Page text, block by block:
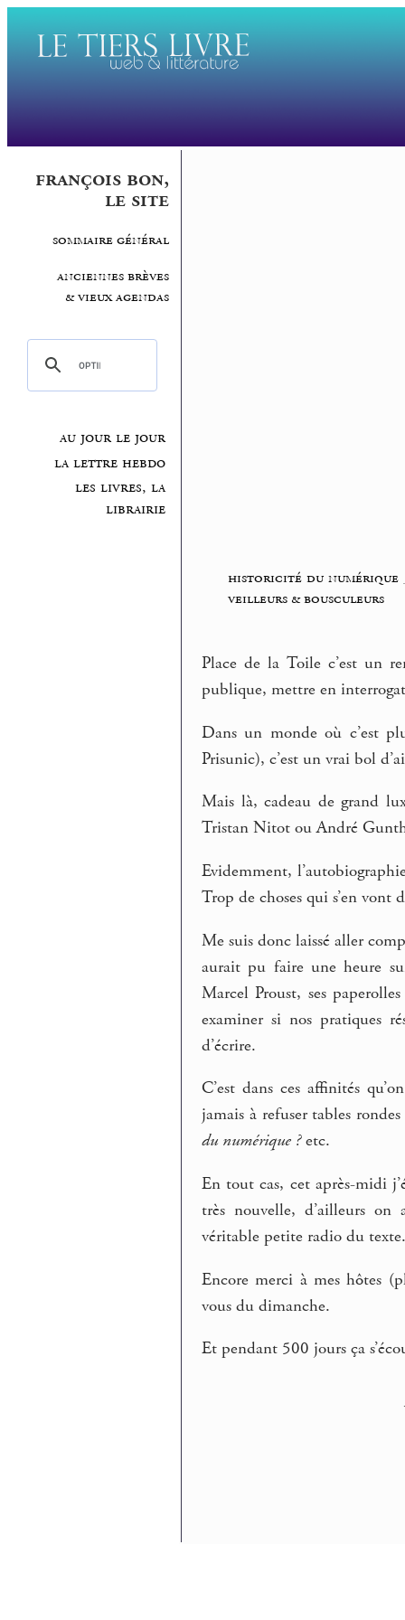
françois bon,
le site
sommaire général
anciennes brèves
& vieux agendas
au jour le jour
la lettre hebdo
les livres, la
librairie
historicité du numérique
veilleurs & bousculeurs
Place de la Toile c’est un
publique, mettre en
Dans un monde où c’est
Prisunic), c’est un vrai bol
Mais là, cadeau de grand
Tristan Nitot ou André
Evidemment,
Trop de choses qui s’en vont
Me suis donc laissé aller
aurait pu faire une heure
Marcel Proust, ses
examiner si nos pratiques
d’écrire.
C’est dans ces affinités
jamais à refuser tables
du numérique ?etc.
En tout cas, cet après-midi
très nouvelle, d’ailleurs
véritable petite radio du
Encore merci à mes hôtes
vous du dimanche.
Et pendant 500 jours ça